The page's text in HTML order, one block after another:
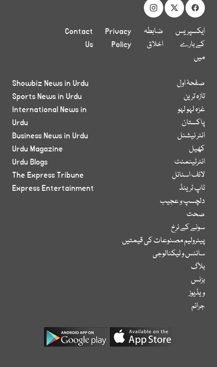
ایکسپریس
کے بارے
میں
ضابطہ
اخلاق
Privacy
Policy
Contact
Us
صفحۂ اول
تازہ ترین
غزہ لہو لہو
پاکستان
انٹر نیشنل
کھیل
انٹرٹینمنٹ
لائف اسٹائل
ٹاپ ٹرینڈ
دلچسپ و عجیب
صحت
سونے کے نرخ
پیٹرولیم مصنوعات کی قیمتیں
سائنس و ٹیکنالوجی
بلاگ
بزنس
ویڈیوز
جرائم
Showbiz News in Urdu
Sports News in Urdu
International News in
Urdu
Business News in Urdu
Urdu Magazine
Urdu Blogs
The Express Tribune
Express Entertainment